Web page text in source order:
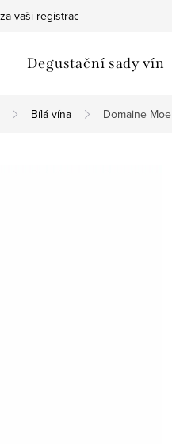
vaši registraci
Degustační sady vín
Bílá vína Domaine